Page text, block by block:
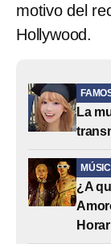
motivo del
Hollywood.
La
¿A